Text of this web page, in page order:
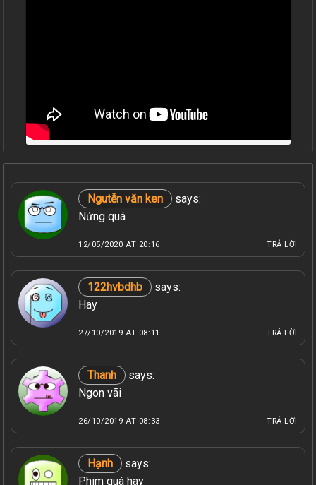
Ngutễn văn ken
says:
Nứng quá
12/05/2020 AT 20:16 TRẢ LỜI
122hvbdhb
says:
Hay
27/10/2019 AT 08:11 TRẢ LỜI
Thanh
says:
Ngon vãi
26/10/2019 AT 08:33 TRẢ LỜI
Hạnh
says:
Phim quá hay